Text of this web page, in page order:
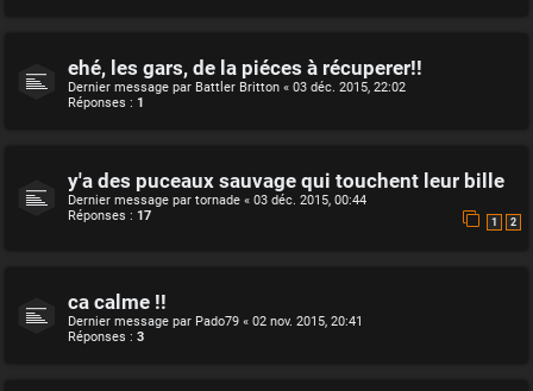
ehé, les gars, de la piéces à récuperer!!
Dernier message par Battler Britton « 03 déc. 2015, 22:02
Réponses : 1
y'a des puceaux sauvage qui touchent leur bille
Dernier message par tornade « 03 déc. 2015, 00:44
Réponses : 17 1 2
ca calme !!
Dernier message par Pado79 « 02 nov. 2015, 20:41
Réponses : 3